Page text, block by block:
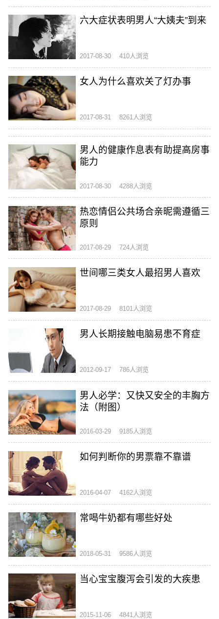
六大症状表明男人“大姨夫”到来
2017-08-30 410人浏览
女人为什么喜欢关了灯办事
2017-08-31 8261人浏览
男人的健康作息表有助提高房事
能力
2017-08-30 4288人浏览
热恋情侣公共场合亲昵需遵循三
原则
2017-08-29 724人浏览
世间哪三类女人最招男人喜欢
2017-08-29 8101人浏览
男人长期接触电脑易患不育症
2012-09-17 786人浏览
男人必学：又快又安全的丰胸方
法（附图）
2016-03-29 9185人浏览
如何判断你的男票靠不靠谱
2016-04-07 4162人浏览
常喝牛奶都有哪些好处
2018-05-31 9586人浏览
当心宝宝腹泻会引发的大疾患
2015-11-06 4841人浏览